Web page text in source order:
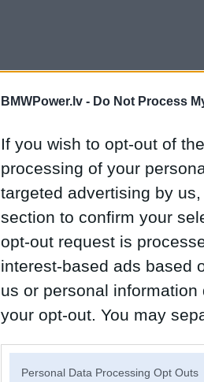
BMWPower.lv - Do Not Process
If you wish to opt-out of
processing of your
targeted advertising by
section to confirm your
opt-out request is
interest-based ads based
us or personal
your opt-out. You may
Personal Data Processing Opt Outs